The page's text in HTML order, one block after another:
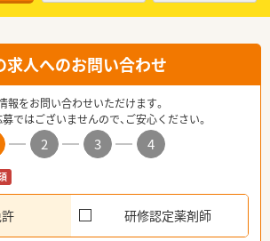
求人へのお問い合わせ
報をお問い合わせいただけます。
ではございませんので、ご安心ください。
2 3
4
研修認定薬剤師